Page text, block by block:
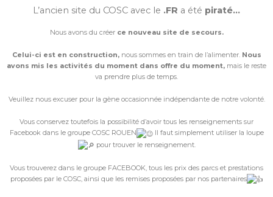
L’ancien site du COSC avec le .FR a été piraté…
Nous avons du créer ce nouveau site de secours.
Celui-ci est en construction,nous sommes en train de l’alimenter. Nous
avons mis les activités du moment dans offre du moment, mais le reste
va prendre plus de temps.
Veuillez nous excuser pour la gène occasionnée indépendante de notre volonté.
Vous conservez toutefois la possibilité d’avoir tous les renseignements sur
Facebook dans le groupe COSC ROUEN
Il faut simplement utiliser la loupe
pour trouver le renseignement.
Vous trouverez dans le groupe FACEBOOK, tous les prix des parcs et prestations
proposées par le COSC, ainsi que les remises proposées par nos partenaires